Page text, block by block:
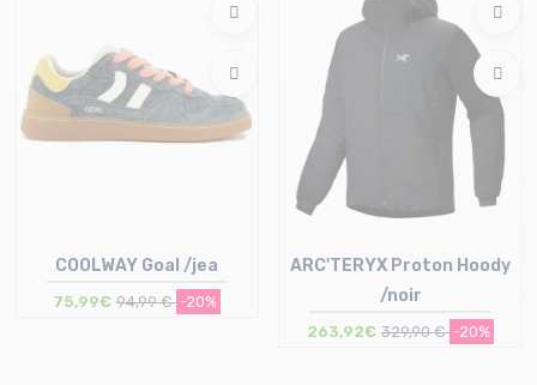
COOLWAY Goal /jea
75,99€ 94,99 € -20%
ARC'TERYX Proton Hoody
/noir
263,92€ 329,90 € -20%